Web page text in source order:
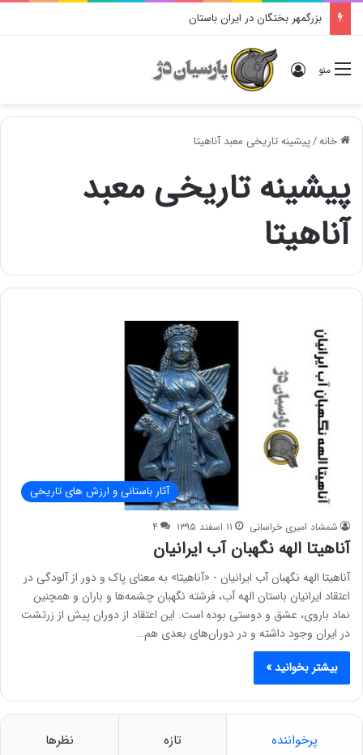
بزرگمهر بختگان در ایران باستان
منو ورود
خانه/پیشینه تاریخی معبد آناهیتا
پیشینه تاریخی معبد
آناهیتا
آثار باستانی و ارزش های تاریخی
شمشاد امیری خراسانی ۱۱ اسفند ۱۳۹۵ ۴
آناهیتا الهه نگهبان آب ایرانیان
آناهیتا الهه نگهبان آب ایرانیان - «آناهیتا» به معنای پاک و دور از آلودگی در
اعتقاد ایرانیان باستان الهه آب، فرشته نگهبان چشمه‌ها و باران و همچنین
نماد باروی، عشق و دوستی بوده است. این اعتقاد از دوران پیش از زرتشت
در ایران وجود داشته و در دوران‌های بعدی هم…
بیشتر بخوانید »
پرخواننده تازه نظرها